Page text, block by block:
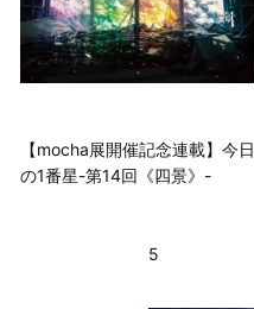
【mocha展開催記念連載】今日
の1番星-第14回《四景》-
5